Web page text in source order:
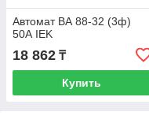
Автомат ВА 88-32 (3ф)
50А IEK
18 862 ₸
Купить